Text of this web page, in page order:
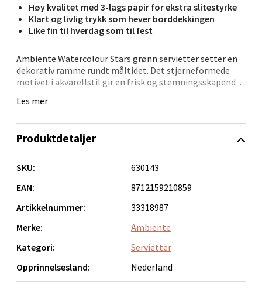
Høy kvalitet med 3-lags papir for ekstra slitestyrke
Klart og livlig trykk som hever borddekkingen
Like fin til hverdag som til fest
Ambiente Watercolour Stars grønn servietter setter en
dekorativ ramme rundt måltidet. Det stjerneformede
motivet i akvarellstil gir en frisk og stemningsskapende
- Utbrutet mål: 33x33 cm
- 3-lags papir
- Egner seg til små og store anledninger
Les mer
Produktdetaljer
SKU:
630143
EAN:
8712159210859
Artikkelnummer:
33318987
Merke:
Ambiente
Kategori:
Servietter
Opprinnelsesland:
Nederland
0 i butikk
Velg
Bergen - Oasen Senter
Folke Bernadottes vei 52, 5147 Fyllingsdalen
Oppdal - Aunasenteret